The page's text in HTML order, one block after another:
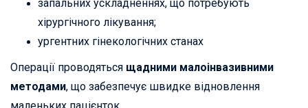
запальних ускладненнях, що потребують
хірургічного лікування;
ургентних гінекологічних станах
Операції проводяться щадними малоінвазивними
методами, що забезпечує швидке відновлення